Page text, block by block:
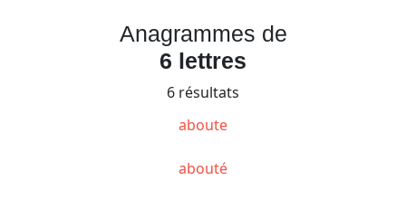
Anagrammes de
6 lettres
6 résultats
aboute
abouté